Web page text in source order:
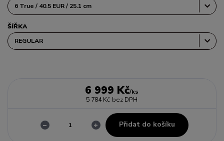
ŠÍŘKA
6 999 Kč/ks
5 784 Kč bez DPH
Přidat do košíku